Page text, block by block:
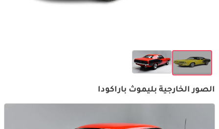
الصور الخارجية بليموث باراكودا